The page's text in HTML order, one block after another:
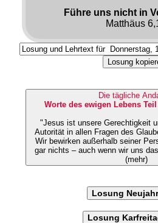
Führe uns nicht in
Matthäus
Losung
Die tägliche
Worte des ewigen Lebens
"Jesus ist unsere Gerechtigkeit
Autorität in allen Fragen des
Wir bewirken außerhalb seiner
gar nichts – auch wenn wir uns
(mehr)
Losung
Losung